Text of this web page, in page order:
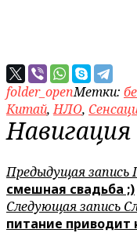
folder_openМетки:
Китай,НЛО,
Предыдущая запись
смешная свадьба ;)
Следующая запись
питание